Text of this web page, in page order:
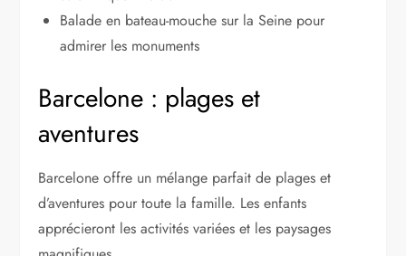
Balade en bateau-mouche sur la Seine pour
admirer les monuments
Barcelone : plages et
aventures
Barcelone offre un mélange parfait de plages et
d’aventures pour toute la famille. Les enfants
apprécieront les activités variées et les paysages